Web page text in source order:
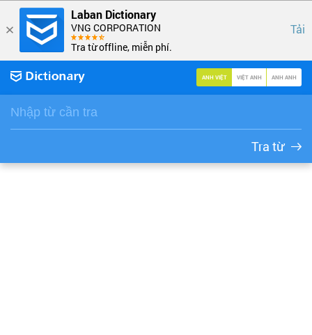
Laban Dictionary
VNG CORPORATION
Tra từ offline, miễn phí.
Tải
ANH VIỆT VIỆT ANH ANH ANH
Tra từ